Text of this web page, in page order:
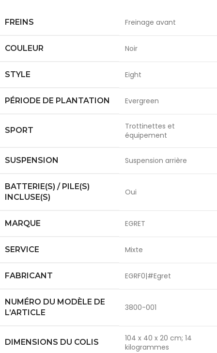
FREINS Freinage avant
COULEUR Noir
STYLE Eight
PÉRIODE DE PLANTATION Evergreen
SPORT
Trottinettes et
équipement
SUSPENSION Suspension arrière
BATTERIE(S) / PILE(S)
INCLUSE(S)
Oui
MARQUE EGRET
SERVICE Mixte
FABRICANT EGRF0|#Egret
NUMÉRO DU MODÈLE DE
L’ARTICLE
3800-001
DIMENSIONS DU COLIS
104 x 40 x 20 cm; 14
kilogrammes